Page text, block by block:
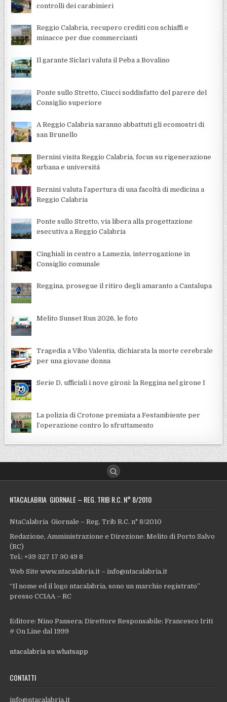
controlli dei carabinieri
Reggio Calabria, recupero crediti con schiaffi e
minacce per due commercianti
Il garante Siclari valuta il Peba a Bovalino
Ponte sullo Stretto, Ciucci soddisfatto del parere del
Consiglio superiore
A Reggio Calabria saranno abbattuti gli ecomostri di
san Brunello
Bernini visita Reggio Calabria, focus su rigenerazione
urbana e universitá
Bernini valuta l’apertura di una facoltà di medicina a
Reggio Calabria
Ponte sullo Stretto, via libera alla progettazione
esecutiva a Reggio Calabria
Cinghiali in centro a Lamezia, interrogazione in
Consiglio comunale
Reggina, prosegue il ritiro degli amaranto a Cantalupa
Melito Sunset Run 2026, le foto
Tragedia a Vibo Valentia, dichiarata la morte cerebrale
per una giovane donna
Serie D, ufficiali i nove gironi: la Reggina nel girone I
La polizia di Crotone premiata a Festambiente per
l’operazione contro lo sfruttamento
NTACALABRIA GIORNALE – REG. TRIB R.C. N° 8/2010
NtaCalabria Giornale – Reg. Trib R.C. n° 8/2010
Redazione, Amministrazione e Direzione: Melito di Porto Salvo
(RC)
Tel.: +39 327 17 30 49 8
Web Site www.ntacalabria.it – info@ntacalabria.it
“Il nome ed il logo ntacalabria, sono un marchio registrato”
presso CCIAA – RC
Editore: Nino Pansera; Direttore Responsabile: Francesco Iriti
# On Line dal 1999
ntacalabria su whatsapp
CONTATTI
info@ntacalabria.it